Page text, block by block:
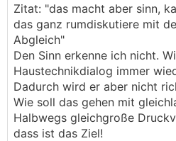
größten durchflüsse haben
wie eßraum, wohnzimmer die
im abgeglichenen system ist
was passiert ohne
2 negative effekte treten auf:
Zitat: "das macht aber sinn,
das ganz rumdiskutiere mit
Abgleich"
Den Sinn erkenne ich nicht.
Haustechnikdialog immer
Dadurch wird er aber nicht
Wie soll das gehen mit
Halbwegs gleichgroße
dass ist das Ziel!